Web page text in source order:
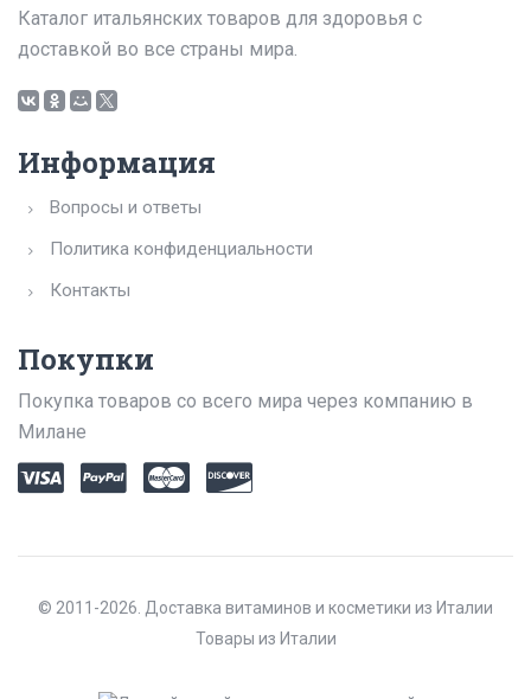
Каталог итальянских товаров для здоровья с
доставкой во все страны мира.
Информация
Вопросы и ответы
Политика конфиденциальности
Контакты
Покупки
Покупка товаров со всего мира через компанию в
Милане
© 2011-2026. Доставка витаминов и косметики из Италии
Товары из Италии